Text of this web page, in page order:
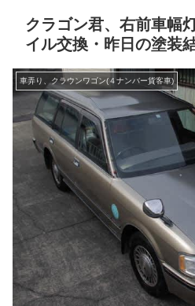
クラゴン君、右前車幅
イル交換・昨日の塗装
車弄り、クラウンワゴン(４ナンバー貨客車)